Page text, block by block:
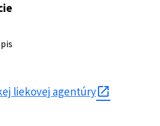
liekovej agentúry